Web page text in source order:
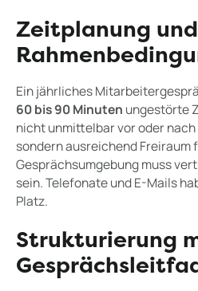
Zeitplanung und
Ein jährliches
60 bis 90 Minuten ungestörte
nicht unmittelbar vor oder
sondern ausreichend Freiraum
Gesprächsumgebung muss
sein. Telefonate und E-Mails
Platz.
Strukturierung